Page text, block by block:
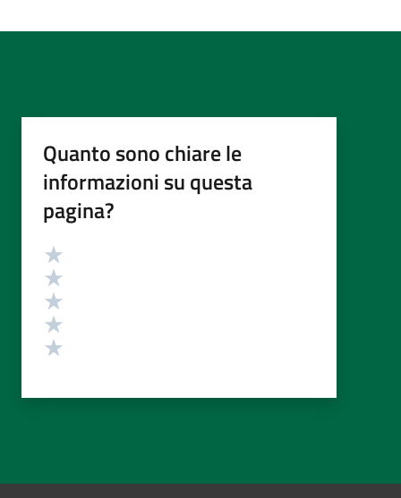
Quanto sono chiare le
informazioni su questa
pagina?
Valutazione